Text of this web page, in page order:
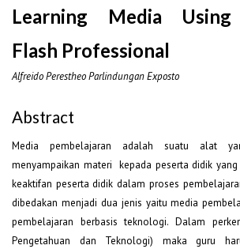
Learning Media
Flash Professional
Alfreido Perestheo Parlindungan Exposto
Abstract
Media pembelajaran adalah suatu alat
menyampaikan materi kepada peserta didik
keaktifan peserta didik dalam proses
dibedakan menjadi dua jenis yaitu media
pembelajaran berbasis teknologi. Dalam
Pengetahuan dan Teknologi) maka guru